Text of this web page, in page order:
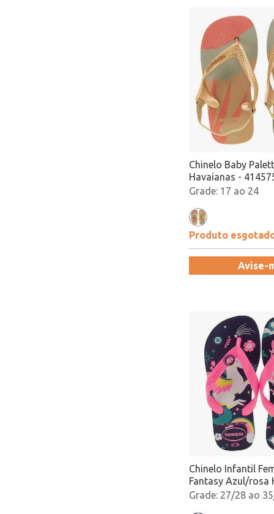
Chinelo Baby
Havaianas -
17 ao 24
Produto
Avise-
Chinelo Infantil
Fantasy Azul/rosa
4103405 Atacado
27/28 ao